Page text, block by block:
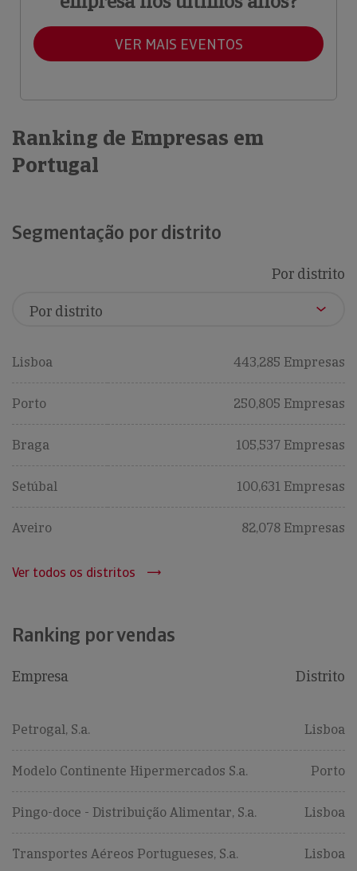
VER MAIS EVENTOS
Ranking de Empresas em
Portugal
Segmentação por distrito
Por distrito
Lisboa 443,285 Empresas
Porto 250,805 Empresas
Braga 105,537 Empresas
Setúbal 100,631 Empresas
Aveiro 82,078 Empresas
Ver todos os distritos
Ranking por vendas
Empresa Distrito
Petrogal, S.a. Lisboa
Modelo Continente Hipermercados S.a. Porto
Pingo-doce - Distribuição Alimentar, S.a. Lisboa
Transportes Aéreos Portugueses, S.a. Lisboa